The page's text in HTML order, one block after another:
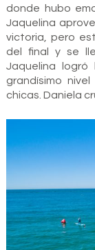
donde hubo
Jaquelina
victoria, pero
del final y se
Jaquelina logró
grandísimo
chicas. Daniela